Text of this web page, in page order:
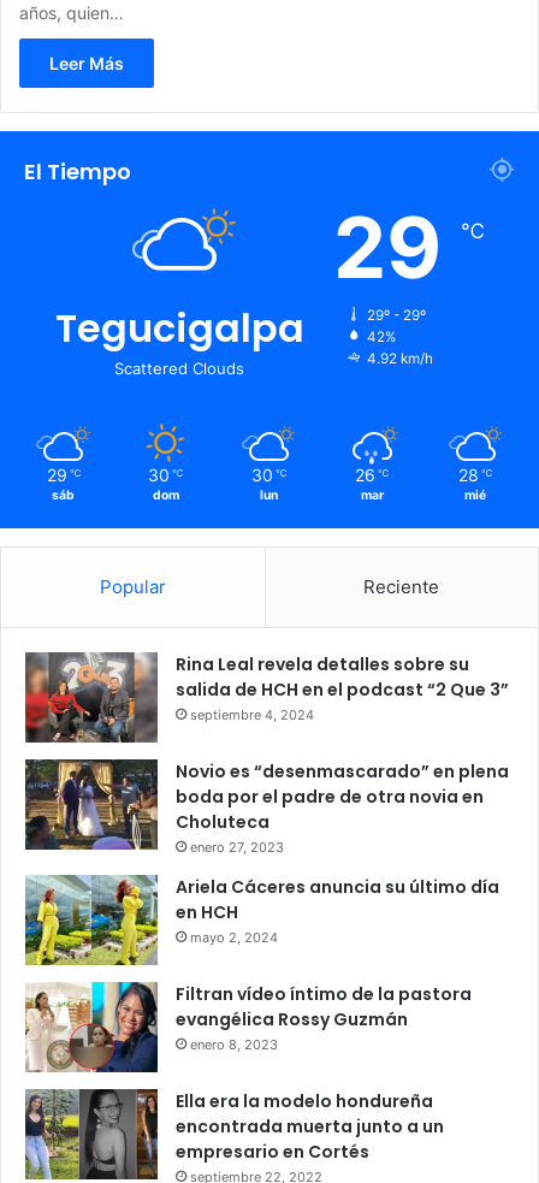
años, quien…
Leer Más
El Tiempo
Tegucigalpa
Scattered Clouds
29 ℃
29º - 29º
42%
4.92 km/h
29 ℃
sáb
30 ℃
dom
30 ℃
lun
26 ℃
mar
28 ℃
mié
Popular Reciente
Rina Leal revela detalles sobre su
salida de HCH en el podcast “2 Que 3”
septiembre 4, 2024
Novio es “desenmascarado” en plena
boda por el padre de otra novia en
Choluteca
enero 27, 2023
Ariela Cáceres anuncia su último día
en HCH
mayo 2, 2024
Filtran vídeo íntimo de la pastora
evangélica Rossy Guzmán
enero 8, 2023
Ella era la modelo hondureña
encontrada muerta junto a un
empresario en Cortés
septiembre 22, 2022